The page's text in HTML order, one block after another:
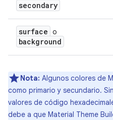
secondary
surface o
background
Nota: Algunos colores de
como primario y secundario.
valores de código
debe a que Material Theme